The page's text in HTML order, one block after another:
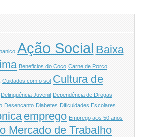
Ação Social Baixa
Beneficios do Coco Carne de Porco
Cuidados com o sol Cultura de
Delinquência Juvenil Dependência de Drogas
Desencanto Diabetes Dificuldades Escolares
emprego Emprego aos 50 anos
Mercado de Trabalho